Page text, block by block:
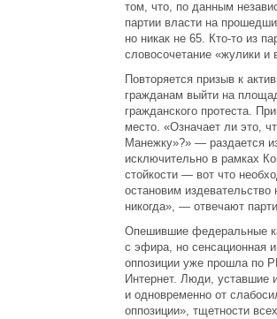
том, что, по данным
партии власти на
но никак не 65. Кто-то из
словосочетание «жулики и
Повторяется призыв к
гражданам выйти на
гражданского протеста.
место. «Означает ли это,
Манежку»?» — раздается
исключительно в рамках
стойкости — вот что
остановим
никогда», — отвечают
Опешившие федеральные
с эфира, но сенсационная
оппозиции уже прошла по
Интернет. Люди, уставшие
и одновременно от
оппозиции», тщетности